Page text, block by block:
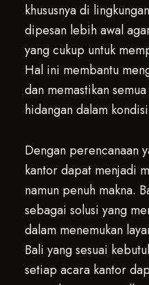
khususnya di
dipesan lebih awal
yang cukup untuk
Hal ini membantu
dan memastikan
hidangan dalam
Dengan perencanaan
kantor dapat menjadi
namun penuh makna.
sebagai solusi yang
dalam menemukan
Bali yang sesuai
setiap acara kantor